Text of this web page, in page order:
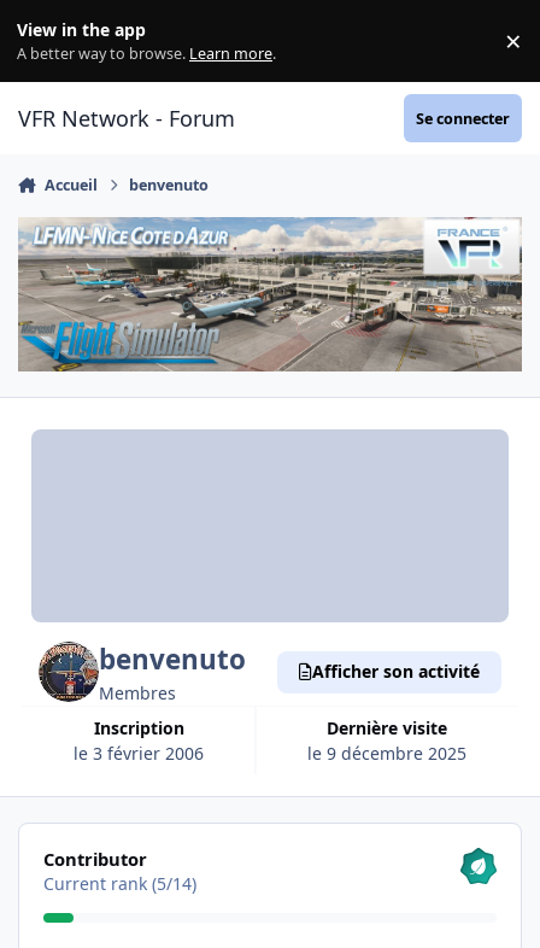
View in the app
A better way to browse. Learn more. ×
VFR Network - Forum Se connecter
Accueil benvenuto
benvenuto
Membres
Inscription
le 3 février 2006
Dernière visite
le 9 décembre 2025
Afficher son activité
Les voir tous
Contributor
Current rank (5/14)